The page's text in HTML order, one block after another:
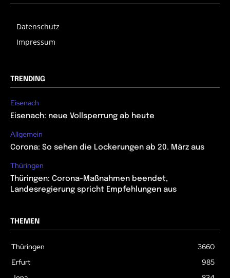
Datenschutz
Impressum
TRENDING
Eisenach
Eisenach: neue Vollsperrung ab heute
Allgemein
Corona: So sehen die Lockerungen ab 20. März aus
Thüringen
Thüringen: Corona-Maßnahmen beendet,
Landesregierung spricht Empfehlungen aus
THEMEN
Thüringen
3660
Erfurt
985